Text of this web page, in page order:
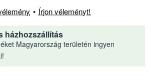
házhozszállítás
Magyarország területén ingyen
• Írjon véleményt!